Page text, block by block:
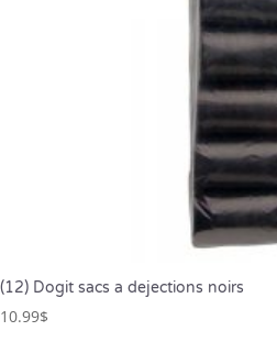
(12) Dogit sacs a dejections noirs
10.99$